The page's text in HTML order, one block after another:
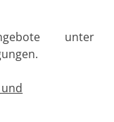
unter